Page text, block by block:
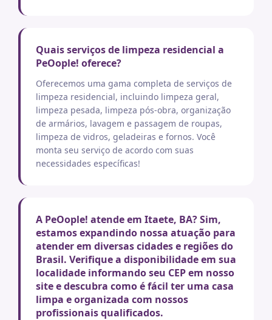
Quais serviços de limpeza residencial a
PeOople! oferece?
Oferecemos uma gama completa de serviços de
limpeza residencial, incluindo limpeza geral,
limpeza pesada, limpeza pós-obra, organização
de armários, lavagem e passagem de roupas,
limpeza de vidros, geladeiras e fornos. Você
monta seu serviço de acordo com suas
necessidades específicas!
A PeOople! atende em Itaete, BA? Sim,
estamos expandindo nossa atuação para
atender em diversas cidades e regiões do
Brasil. Verifique a disponibilidade em sua
localidade informando seu CEP em nosso
site e descubra como é fácil ter uma casa
limpa e organizada com nossos
profissionais qualificados.